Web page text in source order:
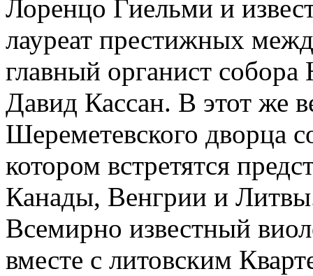
Лоренцо Гиельми и
лауреат престижных
главный органист
Давид Кассан. В этот же
Шереметевского дворца
котором встретятся
Канады, Венгрии и
Всемирно известный
вместе с литовским